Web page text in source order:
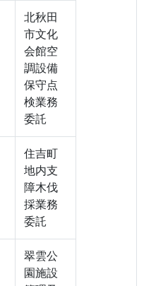
北秋田
市文化
会館空
調設備
保守点
検業務
委託
住吉町
地内支
障木伐
採業務
委託
翠雲公
園施設